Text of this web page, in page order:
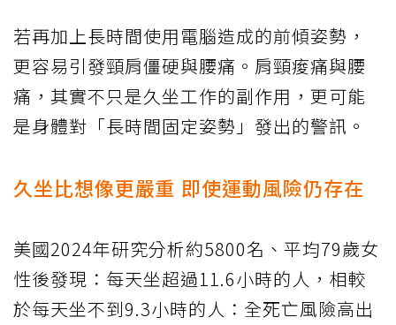
若再加上長時間使用電腦造成的前傾姿勢，
更容易引發頸肩僵硬與腰痛。肩頸痠痛與腰
痛，其實不只是久坐工作的副作用，更可能
是身體對「長時間固定姿勢」發出的警訊。
久坐比想像更嚴重 即使運動風險仍存在
美國2024年研究分析約5800名、平均79歲女
性後發現：每天坐超過11.6小時的人，相較
於每天坐不到9.3小時的人：全死亡風險高出